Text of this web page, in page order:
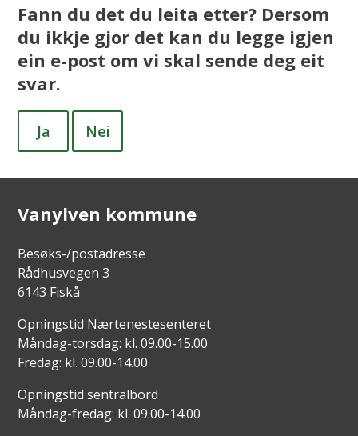
Fann du det du leita etter? Dersom
du ikkje gjor det kan du legge igjen
ein e-post om vi skal sende deg eit
svar.
Ja Nei
Vanylven kommune
Besøks-/postadresse
Rådhusvegen 3
6143 Fiskå
Opningstid Nærtenestesenteret
Måndag-torsdag: kl. 09.00-15.00
Fredag: kl. 09.00-14.00
Opningstid sentralbord
Måndag-fredag: kl. 09.00-14.00